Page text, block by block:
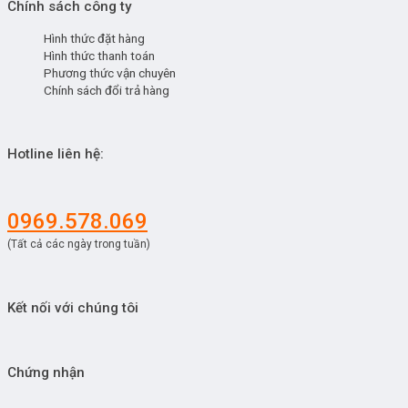
Chính sách công ty
Hình thức đặt hàng
Hình thức thanh toán
Phương thức vận chuyên
Chính sách đổi trả hàng
Hotline liên hệ:
0969.578.069
(Tất cả các ngày trong tuần)
Kết nối với chúng tôi
Chứng nhận